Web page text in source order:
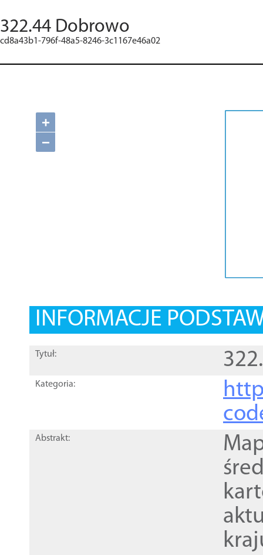
322.44 Dobrowo
cd8a43b1-796f-48a5-8246-3c1167e46a02
+
−
INFORMACJE
Tytuł:
Kategoria:
Abstrakt: